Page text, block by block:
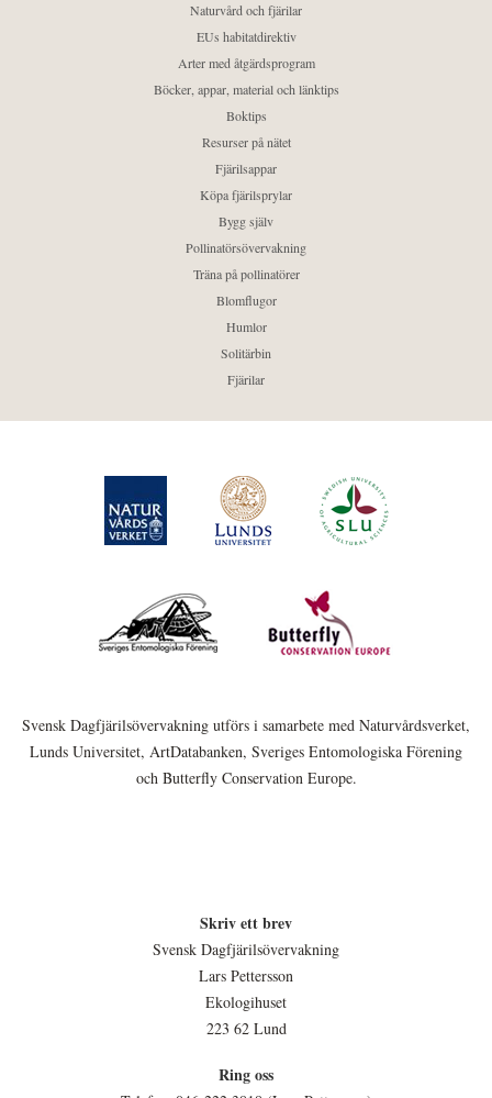
Naturvård och fjärilar
EUs habitatdirektiv
Arter med åtgärdsprogram
Böcker, appar, material och länktips
Boktips
Resurser på nätet
Fjärilsappar
Köpa fjärilsprylar
Bygg själv
Pollinatörsövervakning
Träna på pollinatörer
Blomflugor
Humlor
Solitärbin
Fjärilar
Svensk Dagfjärilsövervakning utförs i samarbete med Naturvårdsverket,
Lunds Universitet, ArtDatabanken, Sveriges Entomologiska Förening
och Butterfly Conservation Europe.
Skriv ett brev
Svensk Dagfjärilsövervakning
Lars Pettersson
Ekologihuset
223 62 Lund
Ring oss